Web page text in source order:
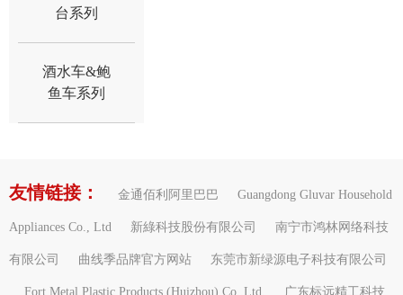
台系列
酒水车&鲍
鱼车系列
友情链接： 金通佰利阿里巴巴 Guangdong Gluvar Household
Appliances Co., Ltd 新綠科技股份有限公司 南宁市鸿林网络科技
有限公司 曲线季品牌官方网站 东莞市新绿源电子科技有限公司
Fort Metal Plastic Products (Huizhou) Co.,Ltd. 广东标远精工科技